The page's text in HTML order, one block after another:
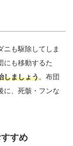
ニも駆除してしま
にも移動するた
しましょう。布団
に、死骸・フンな
すめ